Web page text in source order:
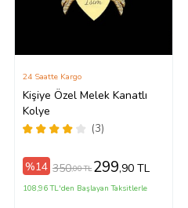
Kişiye Özel Melek Kanatlı
Kolye
(3)
24 Saatte Kargo
%14 350,00 TL 299,90 TL
108,96 TL'den Başlayan Taksitlerle